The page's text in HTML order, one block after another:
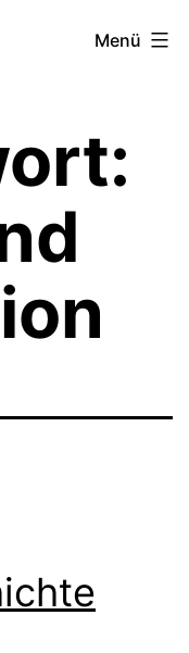
Menü